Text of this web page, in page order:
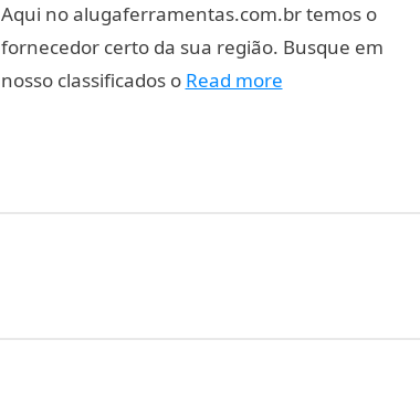
Aqui no alugaferramentas.com.br temos o
fornecedor certo da sua região. Busque em
nosso classificados o Read more